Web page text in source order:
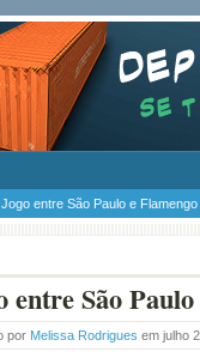
entre São Paulo e
entre São
por Melissa Rodrigues em julho